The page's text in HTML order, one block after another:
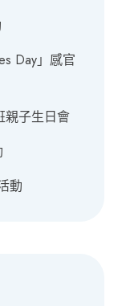
Day」感官
親子生日會
動